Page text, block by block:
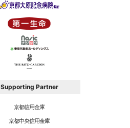
Supporting Partner
京都信用金庫
京都中央信用金庫